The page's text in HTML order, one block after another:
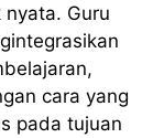
Guru
cara yang
pada tujuan